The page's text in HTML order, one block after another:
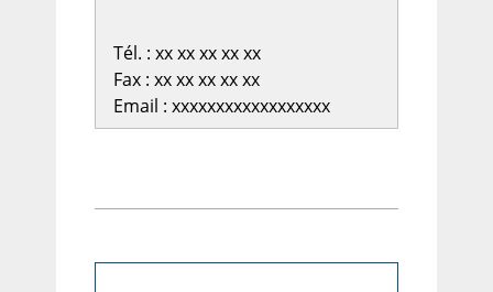
Tél. : xx xx xx xx xx
Fax : xx xx xx xx xx
Email : xxxxxxxxxxxxxxxxxx